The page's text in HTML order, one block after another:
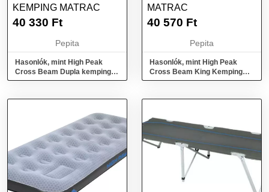
KEMPING MATRAC
40 330 Ft
Pepita
Hasonlók, mint High Peak
Cross Beam Dupla kemping
matrac
MATRAC
40 570 Ft
Pepita
Hasonlók, mint High Peak
Cross Beam King Kemping
matrac